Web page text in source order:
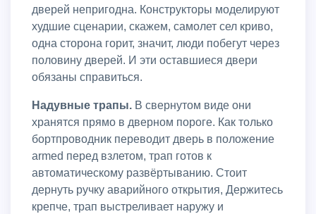
дверей непригодна. Конструкторы моделируют
худшие сценарии, скажем, самолет сел криво,
одна сторона горит, значит, люди побегут через
половину дверей. И эти оставшиеся двери
обязаны справиться.
Надувные трапы. В свернутом виде они
хранятся прямо в дверном пороге. Как только
бортпроводник переводит дверь в положение
armed перед взлетом, трап готов к
автоматическому развёртыванию. Стоит
дернуть ручку аварийного открытия, Держитесь
крепче, трап выстреливает наружу и